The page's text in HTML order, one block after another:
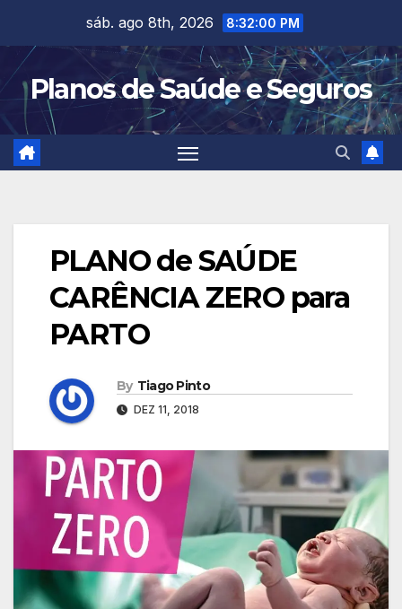
content
sáb. ago 8th, 2026 8:32:01 PM
Planos de Saúde e Seguros
PLANO de SAÚDE
CARÊNCIA ZERO para
PARTO
By Tiago Pinto
DEZ 11, 2018